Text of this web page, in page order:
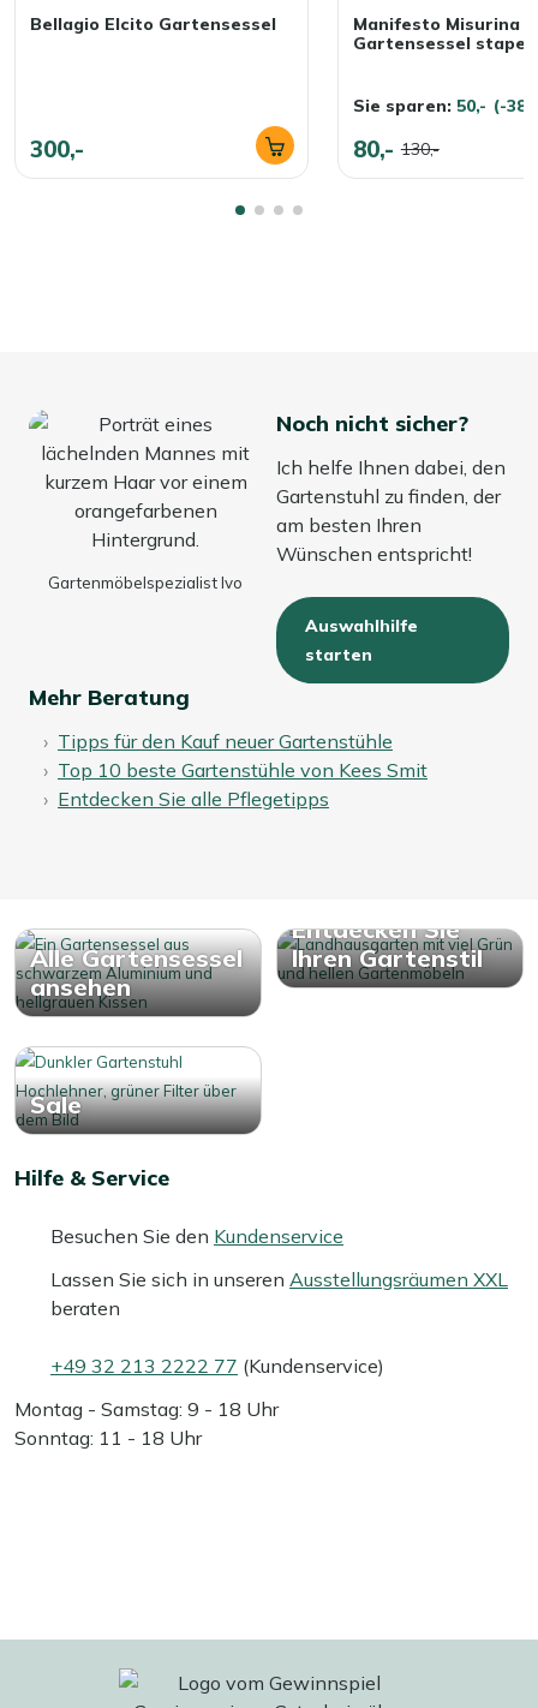
Bellagio Elcito Gartensessel
300,-
Manifesto Misurina
Gartensessel
Sie sparen: 50,- (-
80,- 130,-
Gartenmöbelspezialist Ivo
Noch nicht sicher?
Ich helfe Ihnen dabei, den
Gartenstuhl zu finden, der
am besten Ihren
Wünschen entspricht!
Auswahlhilfe
starten
Mehr Beratung
Tipps für den Kauf neuer Gartenstühle
Top 10 beste Gartenstühle von Kees Smit
Entdecken Sie alle Pflegetipps
Alle Gartensessel
ansehen
Entdecken Sie
Ihren Gartenstil
Sale
Hilfe & Service
Besuchen Sie den Kundenservice
Lassen Sie sich in unseren Ausstellungsräumen XXL
beraten
+49 32 213 2222 77 (Kundenservice)
Montag - Samstag: 9 - 18 Uhr
Sonntag: 11 - 18 Uhr